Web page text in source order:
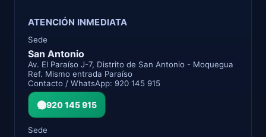
ATENCIÓN INMEDIATA
Sede
San Antonio
Av. El Paraíso J-7, Distrito de San Antonio - Moquegua
Ref. Mismo entrada Paraíso
Contacto / WhatsApp: 920 145 915
920 145 915
Sede